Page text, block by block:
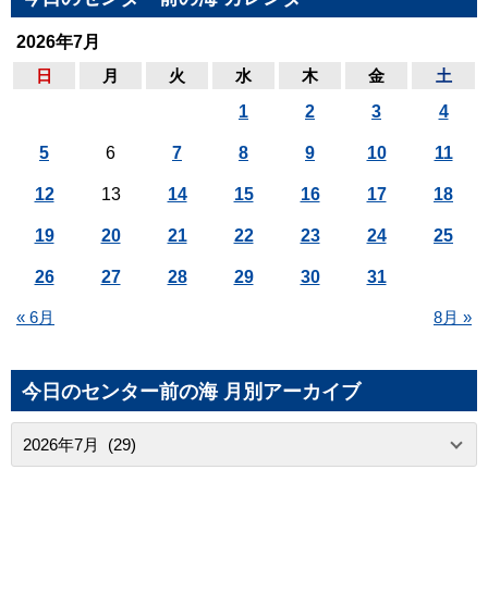
2026年7月
日
月 火 水 木 金 土
« 6月 8月 »
1 2 3 4
5 6 7 8 9 10 11
12 13 14 15 16 17 18
19 20 21 22 23 24 25
26 27 28 29 30 31
今日のセンター前の海 月別アーカイブ